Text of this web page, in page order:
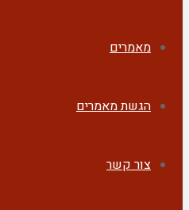
מאמרים
הגשת מאמרים
צור קשר